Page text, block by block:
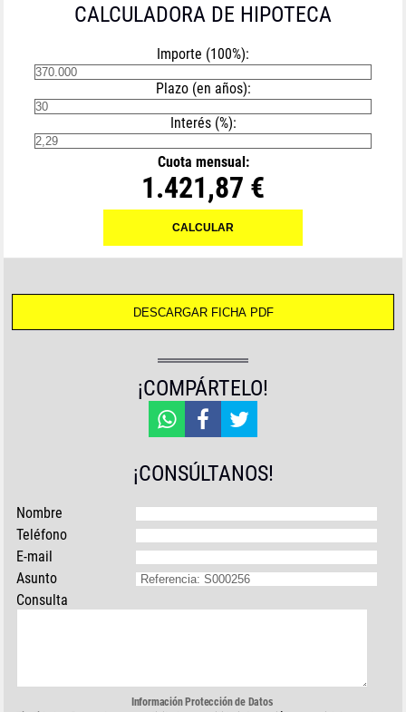
CALCULADORA DE HIPOTECA
Importe (100%):
Plazo (en años):
Interés (%):
Cuota mensual:
1.421,87 €
¡COMPÁRTELO!
¡CONSÚLTANOS!
Nombre
Teléfono
E-mail
Asunto
Consulta
Información Protección de Datos